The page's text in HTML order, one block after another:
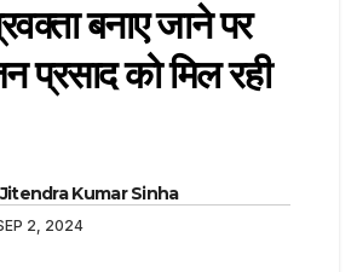
बनाए जाने पर
प्रसाद को मिल रही
Jitendra Kumar Sinha
2, 2024